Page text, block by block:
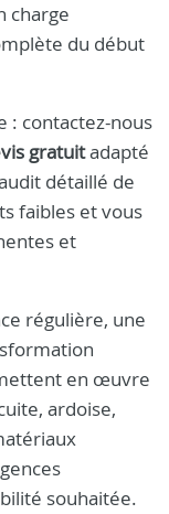
charge
du début
: contactez-nous
gratuitadapté
détaillé de
faibles et vous
et
régulière, une
en œuvre
ardoise,
souhaitée.